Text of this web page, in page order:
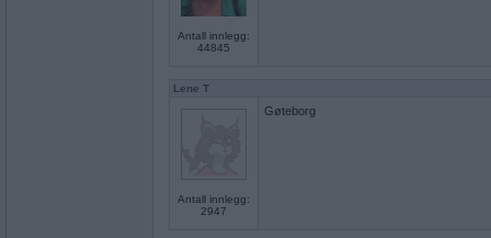
Antall innlegg:
44845
Lene T
Antall innlegg:
2947
Gøteborg